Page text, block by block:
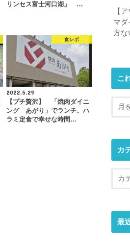
リンセス富士河口湖」 …
食レポ
2022.5.29
【プチ贅沢】 「焼肉ダイニ
ング あがり」でランチ。ハ
ラミ定食で幸せな時間…
【
マダ
方な
こ
カ
最